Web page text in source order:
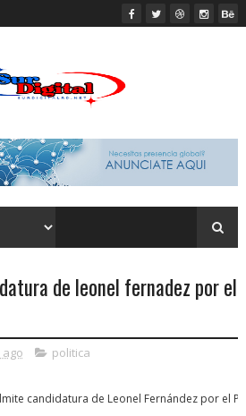
de leonel fernadez por el
politica